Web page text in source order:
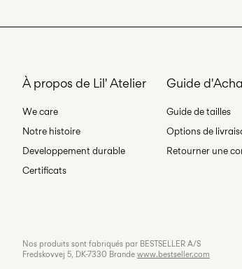
À propos de Lil' Atelier
We care
Notre histoire
Developpement durable
Certificats
Guide
Guide de tailles
Options de
Retourner une
Nos produits sont fabriqués par BESTSELLER A/S
Fredskovvej 5, DK-7330 Brande www.bestseller.com